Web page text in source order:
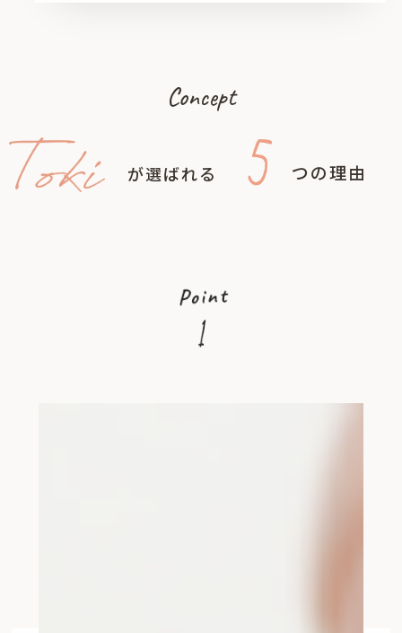
Concept
が選ばれる つの理由